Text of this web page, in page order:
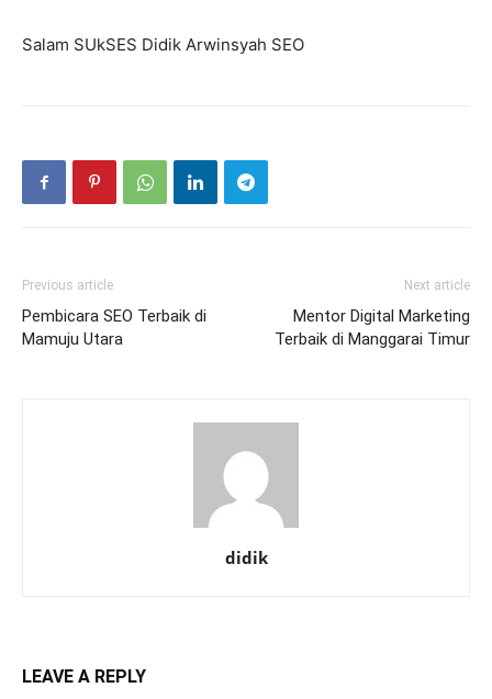
Salam SUkSES Didik Arwinsyah SEO
Previous article
Pembicara SEO Terbaik di
Mamuju Utara
Next article
Mentor Digital Marketing
Terbaik di Manggarai Timur
didik
LEAVE A REPLY